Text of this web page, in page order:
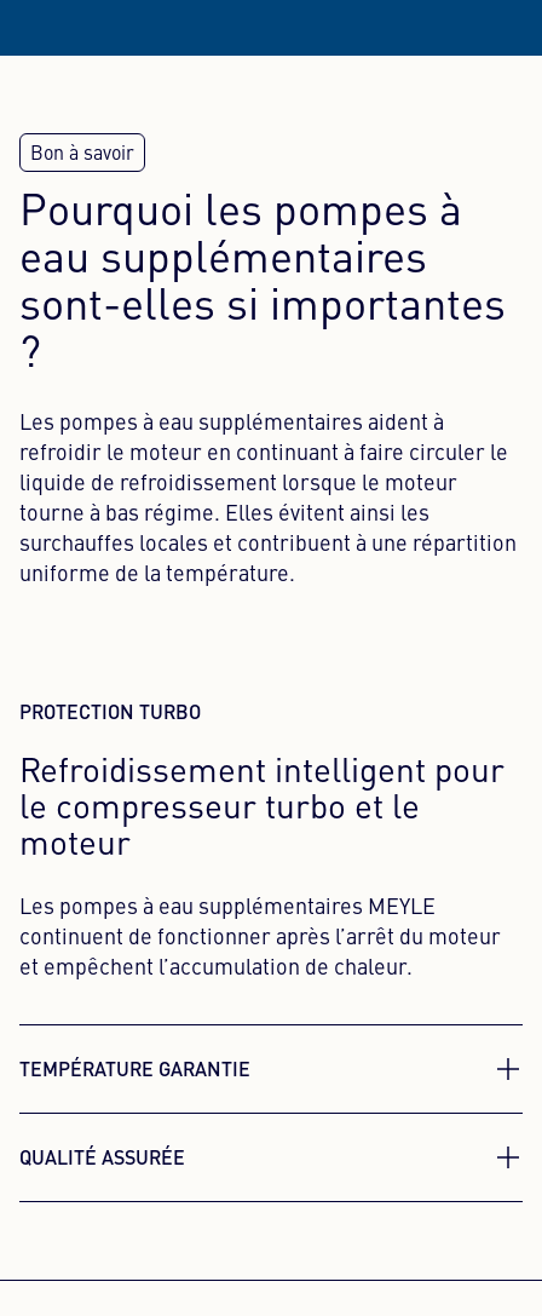
Pourquoi les pompes à
eau supplémentaires
sont-elles si importantes
?
Les pompes à eau supplémentaires aident à
refroidir le moteur en continuant à faire circuler le
liquide de refroidissement lorsque le moteur
tourne à bas régime. Elles évitent ainsi les
surchauffes locales et contribuent à une répartition
uniforme de la température.
PROTECTION TURBO
Refroidissement intelligent pour
le compresseur turbo et le
moteur
Les pompes à eau supplémentaires MEYLE
continuent de fonctionner après l’arrêt du moteur
et empêchent l’accumulation de chaleur.
TEMPÉRATURE GARANTIE
d’efficacité
QUALITÉ ASSURÉE